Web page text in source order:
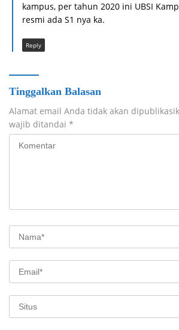
kampus, per tahun 2020 ini UBSI
resmi ada S1 nya ka.
Reply
Tinggalkan Balasan
Alamat email Anda tidak akan
wajib ditandai *